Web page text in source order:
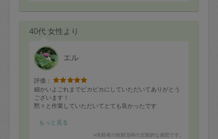
40代 女性より
エル
評価：
細かいよごれまでピカピカにしていただいてありがとう
ございます！
黙々と作業していただいてとても良かったです
もっと見る
※依頼者の依頼当時の主観的な感想です。